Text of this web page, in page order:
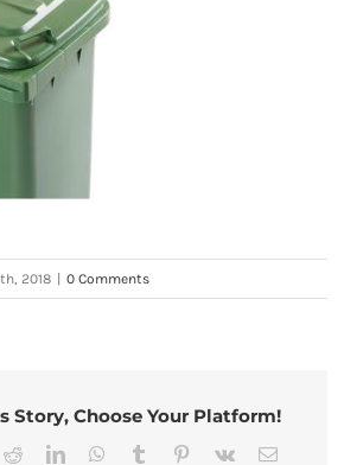
2018 0 Comments
Story, Choose Your Platform!
RedditLinkedInWhatsApp
Tumblr Pinterest
Vk Email